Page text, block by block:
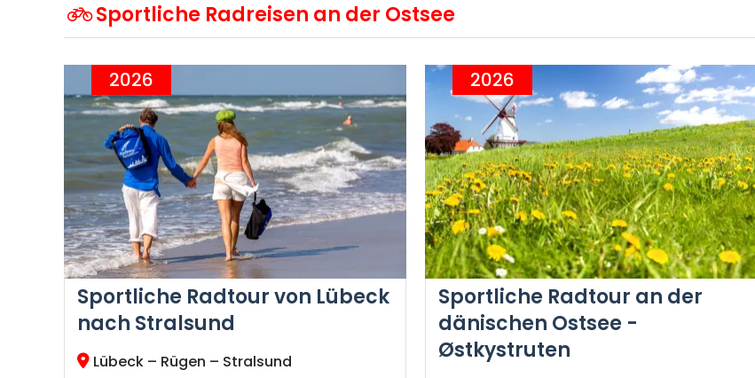
Sportliche Radreisen an der Ostsee
2026
Sportliche Radtour von Lübeck
nach Stralsund
Lübeck – Rügen – Stralsund
2026
Sportliche Radtour an der
dänischen Ostsee -
Østkystruten